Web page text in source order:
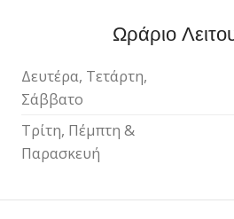
Ωράριο
Δευτέρα, Τετάρτη,
Σάββατο
Τρίτη, Πέμπτη &
Παρασκευή